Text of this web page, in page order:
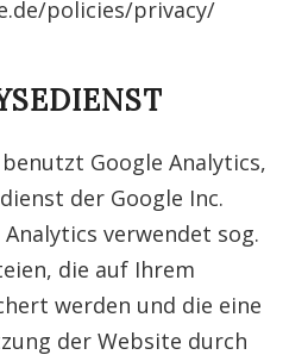
policies/privacy/
Google Analytics,
der Google Inc.
Analytics verwendet sog.
die auf Ihrem
werden und die eine
der Website durch